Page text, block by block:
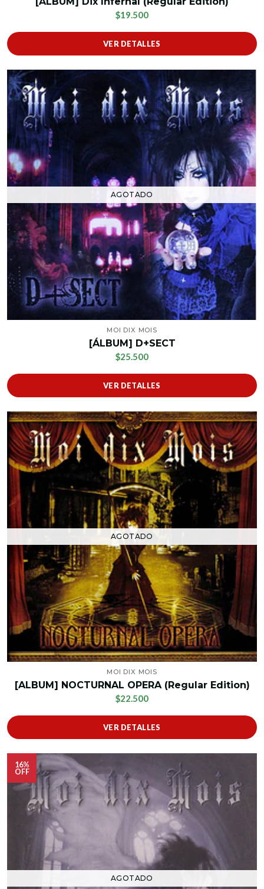
$19.500
VER DETALLES
AGOTADO
MOI DIX MOIS
[ÁLBUM] D+SECT
$25.500
VER DETALLES
AGOTADO
MOI DIX MOIS
[ALBUM] NOCTURNAL OPERA (Regular Edition)
$22.500
VER DETALLES
16%
OFF
AGOTADO